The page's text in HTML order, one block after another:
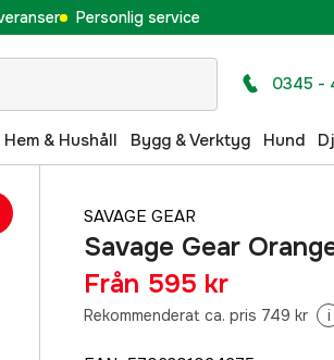
Personlig service
0345 -
Hem & Hushåll Bygg & Verktyg Hund
SAVAGE GEAR
Savage Gear
Från 595 kr
Rekommenderat ca. pris 749 kr i